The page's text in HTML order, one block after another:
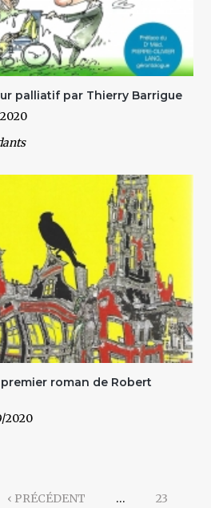
palliatif par Thierry Barrigue
premier roman de Robert
2020
‹ PRÉCÉDENT …
23